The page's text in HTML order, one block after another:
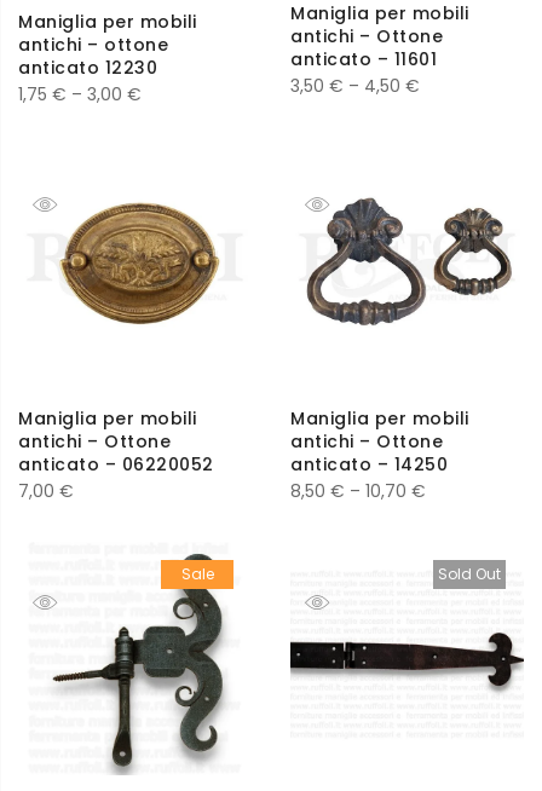
Maniglia per mobili
antichi – ottone
anticato 12230
1,75 € – 3,00 €
Maniglia per mobili
antichi – Ottone
anticato – 11601
3,50 € – 4,50 €
Maniglia per mobili
antichi – Ottone
anticato – 06220052
7,00 €
Maniglia per mobili
antichi – Ottone
anticato – 14250
8,50 € – 10,70 €
Sale Sold Out